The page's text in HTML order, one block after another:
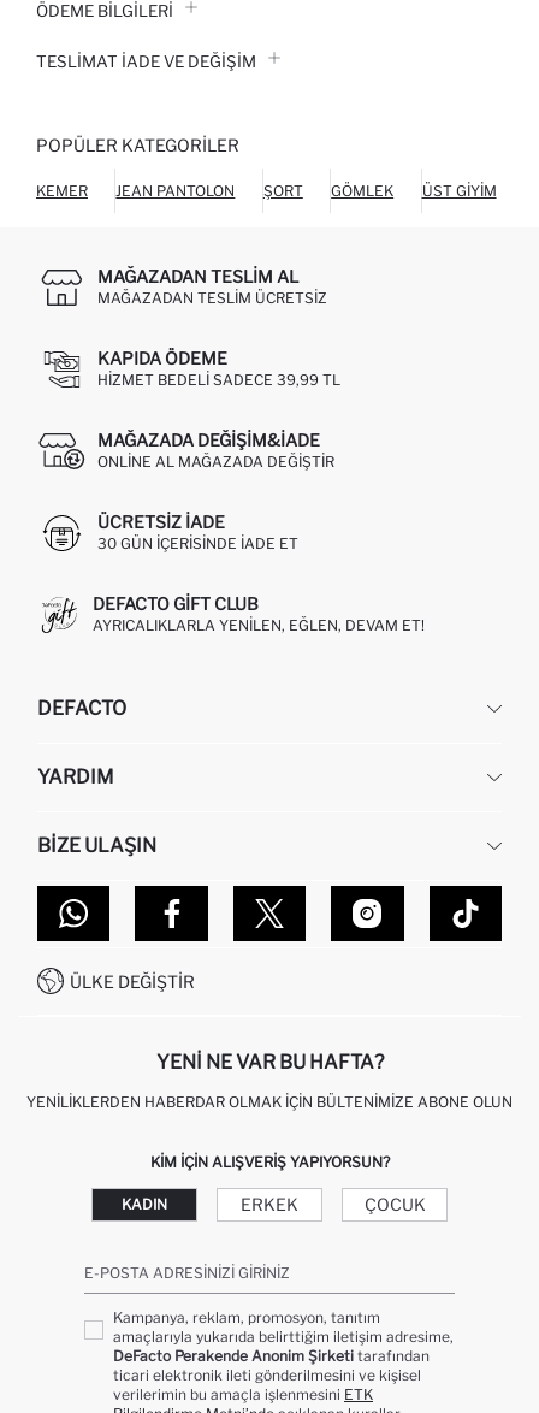
ÖDEME BİLGİLERİ
TESLIMAT İADE VE DEĞIŞIM
POPÜLER KATEGORILER
KEMER JEAN PANTOLON ŞORT GÖMLEK ÜST GIYIM
MAĞAZADAN TESLIM AL
MAĞAZADAN TESLIM ÜCRETSIZ
KAPIDA ÖDEME
HIZMET BEDELI SADECE 39,99 TL
MAĞAZADA DEĞIŞIM&İADE
ONLINE AL MAĞAZADA DEĞIŞTIR
ÜCRETSIZ IADE
30 GÜN IÇERISINDE IADE ET
DEFACTO GIFT CLUB
AYRICALIKLARLA YENILEN, EĞLEN, DEVAM ET!
DEFACTO
HAKKIMIZDA
KURUMSAL SATIŞ
DEFACTO TEKNOLOJI
SITEMAP
YARDIM
SIPARIŞIMI NASIL TAKIP EDERIM?
NASIL İADE EDERIM?
GIFT CLUB SIKÇA SORULAN SORULAR
İŞLEM REHBERI
KAMPANYALAR
BIZE ULAŞIN
MAĞAZALARIMIZ
İLETIŞIM FORMU
0850 333 22 86
ÜLKE DEĞIŞTIR
YENI NE VAR BU HAFTA?
YENILIKLERDEN HABERDAR OLMAK İÇIN BÜLTENIMIZE ABONE OLUN
KIM IÇIN ALIŞVERIŞ YAPIYORSUN?
KADIN ERKEK ÇOCUK
E-POSTA ADRESINIZI GIRINIZ
Kampanya, reklam, promosyon, tanıtım
amaçlarıyla yukarıda belirttiğim iletişim adresime,
DeFacto Perakende Anonim Şirketi tarafından
ticari elektronik ileti gönderilmesini ve kişisel
verilerimin bu amaçla işlenmesini ETK